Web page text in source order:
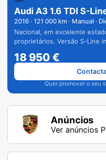
Audi A3 1.6 TDI S-
2016 · 121 000 km · Manual ·
Nacional, em excelente
proprietários. Versão S-Line
18 950€
Quer promover o seu
Anúncios
Ver anúncios